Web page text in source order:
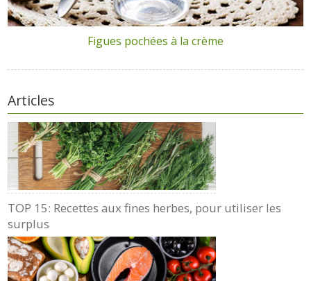
Figues pochées à la crème
Articles
TOP 15: Recettes aux fines herbes, pour utiliser les
surplus